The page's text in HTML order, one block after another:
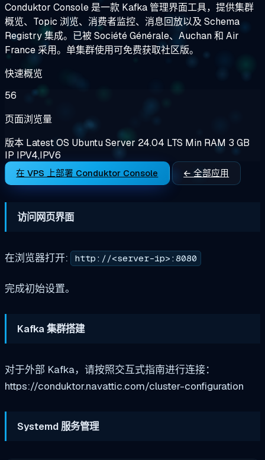
Conduktor Console 是一款 Kafka 管理界面工具，提供集群
概览、Topic 浏览、消费者监控、消息回放以及 Schema
Registry 集成。已被 Société Générale、Auchan 和 Air
France 采用。单集群使用可免费获取社区版。
快速概览
56
页面浏览量
版本 LatestOS Ubuntu Server 24.04 LTS Min RAM 3 GB
IP IPV4,IPV6
在 VPS 上部署 Conduktor Console ← 全部应用
访问网页界面
在浏览器打开: http://<server-ip>:8080
完成初始设置。
Kafka 集群搭建
对于外部 Kafka，请按照交互式指南进行连接：
https://conduktor.navattic.com/cluster-configuration
Systemd 服务管理